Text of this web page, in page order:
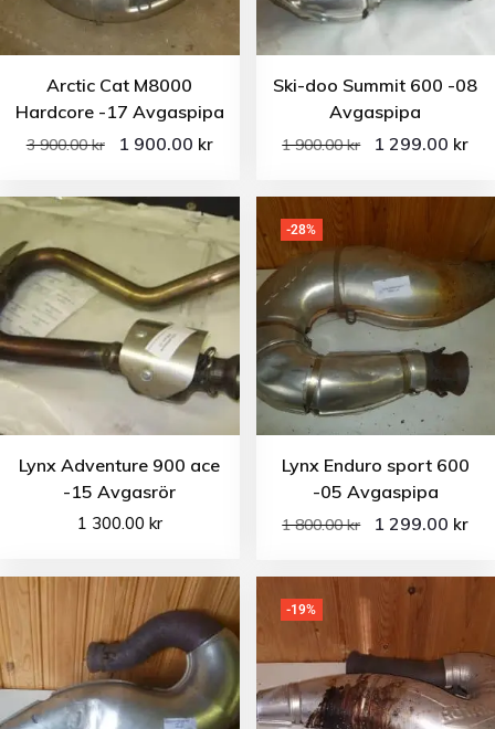
Arctic Cat M8000
Hardcore -17 Avgaspipa
3 900.00kr 1 900.00 kr
Ski-doo Summit 600 -08
Avgaspipa
1 900.00kr 1 299.00 kr
Lynx Adventure 900 ace
-15 Avgasrör
1 300.00 kr
-28%
Lynx Enduro sport 600
-05 Avgaspipa
1 800.00kr 1 299.00 kr
-19%